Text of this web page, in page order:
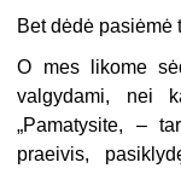
Bet dėdė pasiėmė
O mes likome
valgydami, nei
„Pamatysite, –
praeivis,